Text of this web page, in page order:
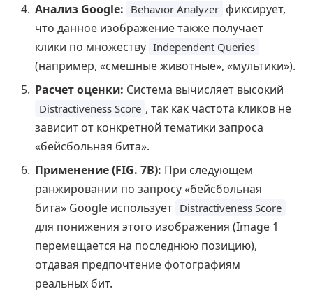
Анализ Google: Behavior Analyzer фиксирует,
что данное изображение также получает
клики по множеству Independent Queries
(например, «смешные животные», «мультики»).
Расчет оценки: Система вычисляет высокий
Distractiveness Score , так как частота кликов не
зависит от конкретной тематики запроса
«бейсбольная бита».
Применение (FIG. 7B): При следующем
ранжировании по запросу «бейсбольная
бита» Google использует Distractiveness Score
для понижения этого изображения (Image 1
перемещается на последнюю позицию),
отдавая предпочтение фотографиям
реальных бит.